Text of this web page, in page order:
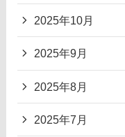
2025年10月
2025年9月
2025年8月
2025年7月